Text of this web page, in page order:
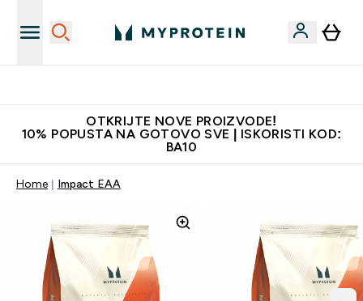
OTKRIJTE NOVE PROIZVODE!
10% POPUSTA NA GOTOVO SVE | ISKORISTI KOD:
BA10
Home Impact EAA